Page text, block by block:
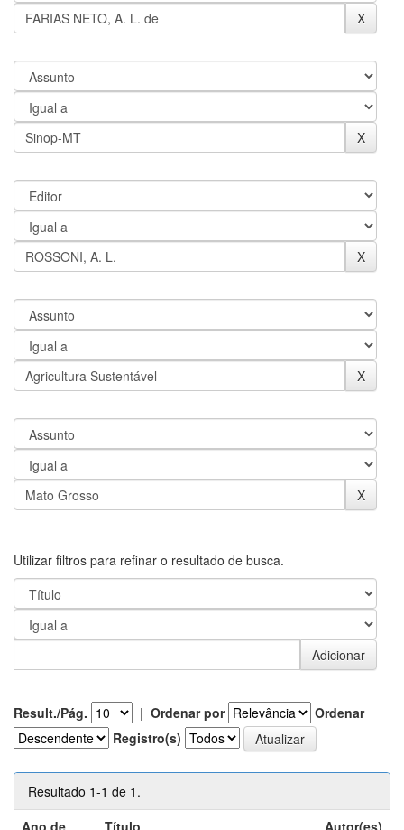
Utilizar filtros para refinar o resultado de busca.
Result./Pág. | Ordenar por
Ordenar
Registro(s)
Resultado 1-1 de 1.
Ano de
Título Autor(es)